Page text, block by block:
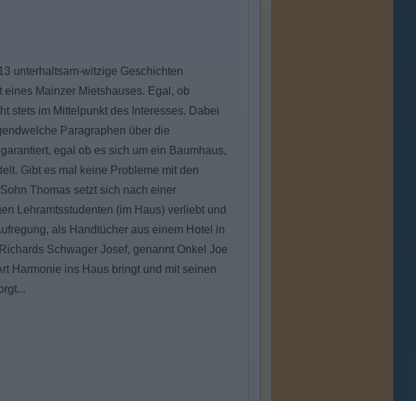
unterhaltsam-witzige Geschichten
Mainzer Mietshauses. Egal, ob
stets im Mittelpunkt des Interesses. Dabei
Paragraphen über die
egal ob es sich um ein Baumhaus,
Gibt es mal keine Probleme mit den
Thomas setzt sich nach einer
Lehramtsstudenten (im Haus) verliebt und
als Handtücher aus einem Hotel in
Schwager Josef, genannt Onkel Joe
Harmonie ins Haus bringt und mit seinen